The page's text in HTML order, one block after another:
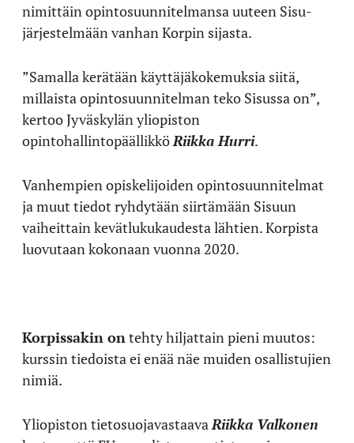
nimittäin opintosuunnitelmansa uuteen Sisu-
järjestelmään vanhan Korpin sijasta.
”Samalla kerätään käyttäjäkokemuksia siitä,
millaista opintosuunnitelman teko Sisussa on”,
kertoo Jyväskylän yliopiston
opintohallintopäällikköRiikka Hurri.
Vanhempien opiskelijoiden opintosuunnitelmat
ja muut tiedot ryhdytään siirtämään Sisuun
vaiheittain kevätlukukaudesta lähtien. Korpista
luovutaan kokonaan vuonna 2020.
Korpissakin on tehty hiljattain pieni muutos:
kurssin tiedoista ei enää näe muiden osallistujien
nimiä.
Yliopiston tietosuojavastaava Riikka Valkonen